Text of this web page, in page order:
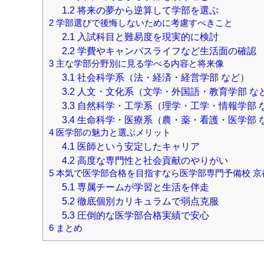
1.2 将来の夢から逆算して学部を選ぶ
2 学部選びで後悔しないために考慮すべきこと
2.1 入試科目と難易度を現実的に検討
2.2 学費やキャンパスライフなど生活面の確認
3 主な学部分野別に見る学べる内容と将来像
3.1 社会科学系（法・経済・経営学部 など）
3.2 人文・文化系（文学・外国語・教育学部 な
3.3自然科学・工学系（理学・工学・情報学部
3.4生命科学・医療系（農・薬・看護・医学部
4 医学部の魅力と選ぶメリット
4.1 医師という安定したキャリア
4.2 高度な専門性と社会貢献のやりがい
5 本気で医学部合格を目指すなら医学部専門予備校 京
5.1 専属チームが学習と生活を伴走
5.2 徹底個別カリキュラムで弱点克服
5.3圧倒的な医学部合格実績で安心
6 まとめ